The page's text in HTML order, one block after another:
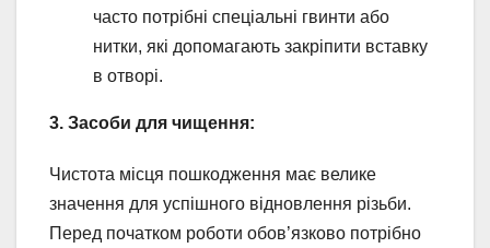
часто потрібні спеціальні гвинти або
нитки, які допомагають закріпити вставку
в отворі.
3. Засоби для чищення:
Чистота місця пошкодження має велике
значення для успішного відновлення різьби.
Перед початком роботи обов’язково потрібно